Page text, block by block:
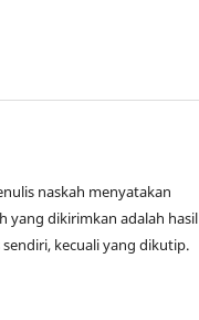
naskah menyatakan
yang dikirimkan adalah hasil
kecuali yang dikutip.